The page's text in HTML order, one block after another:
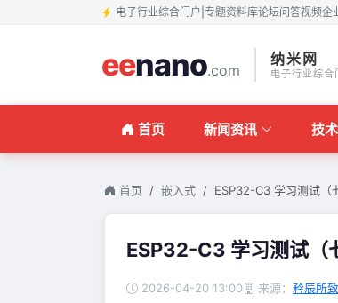
电子行业综合门户 专题资料库论坛问答视频企
eenano.com
纳米网
电子行业综合
首页 新闻资讯 技
首页 嵌入式 ESP32-C3 学习测试
ESP32-C3 学习测试（
2026-04-20 13:00 来源： 矜辰所致